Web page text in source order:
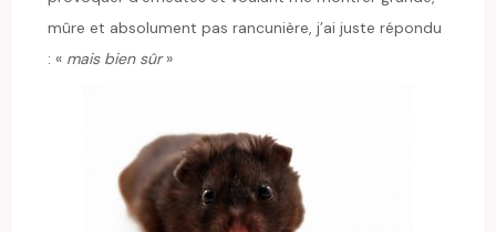
mûre et absolument pas rancunière, j’ai juste répondu
: « mais bien sûr»